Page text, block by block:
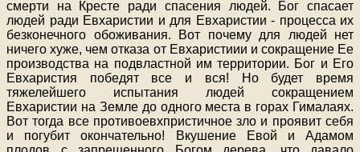
смерти на Кресте ради спасения людей. Бог спасает
людей ради Евхаристии и для Евхаристии - процесса их
безконечного обоживания. Вот почему для людей нет
ничего хуже, чем отказа от Евхаристиии и сокращение Ее
производства на подвластной им территории. Бог и Его
Евхаристия победят все и вся! Но будет время
тяжелейшего испытания людей сокращением
Евхаристии на Земле до одного места в горах Гималаях.
Вот тогда все противоевхпристичное зло и проявит себя
и погубит окончательно! Вкушение Евой и Адамом